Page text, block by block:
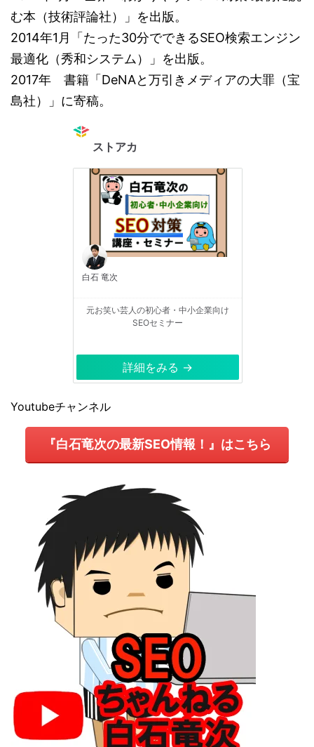
む本（技術評論社）」を出版。
2014年1月「たった30分でできるSEO検索エンジン
最適化（秀和システム）」を出版。
2017年 書籍「DeNAと万引きメディアの大罪（宝
島社）」に寄稿。
ストアカ
白石 竜次
元お笑い芸人の初心者・中小企業向け
SEOセミナー
詳細をみる →
Youtubeチャンネル
『白石竜次の最新SEO情報！』はこちら